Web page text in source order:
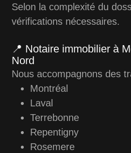
Selon la complexité du
vérifications nécessaires.
📍 Notaire immobilier à
Nord
Nous accompagnons des
Montréal
Laval
Terrebonne
Repentigny
Rosemere